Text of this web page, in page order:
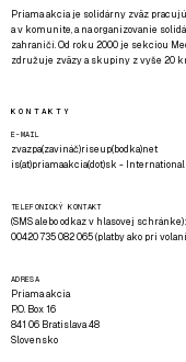
Priama akcia je solidárny zväz
a v komunite, a na organizovanie
zahraničí. Od roku 2000 je sekciou
združuje zväzy a skupiny z vyše 20
KONTAKTY
E-MAIL
zvazpa(zavináč)riseup(bodka)net
is(at)priamaakcia(dot)sk -
TELEFONICKÝ KONTAKT
(SMS alebo odkaz v hlasovej schránke):
00420 735 082 065 (platby ako pri
ADRESA
Priama akcia
P.O. Box 16
841 06 Bratislava 48
Slovensko